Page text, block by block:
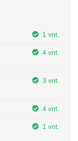
1 vnt.
4 vnt.
3 vnt.
4 vnt.
1 vnt.